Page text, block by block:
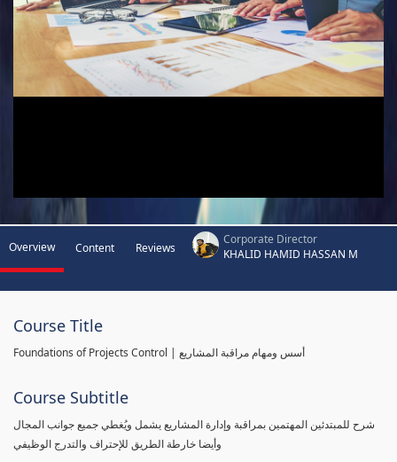
Overview Content Reviews
Corporate Director
KHALID HAMID HASSAN M
Course Title
Foundations of Projects Control | أسس ومهام مراقبة المشاريع
Course Subtitle
شرح للمبتدئين المهتمين بمراقبة وإدارة المشاريع يشمل ويُغطي جميع جوانب المجال
وأيضا خارطة الطريق للإحتراف والتدرج الوظيفي